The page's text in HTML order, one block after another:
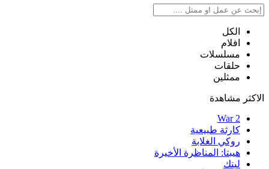
الكل
افلام
مسلسلات
حلقات
ممثلين
الاكثر مشاهدة
War 2
كارثة طبيعية
روكي الغلابة
هيبتا: المناظرة الأخيرة
لينك